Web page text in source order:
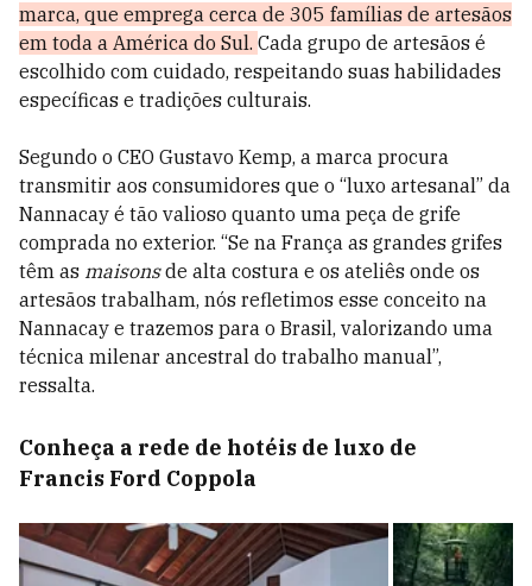
marca, que emprega cerca de 305 famílias de artesãos
em toda a América do Sul. Cada grupo de artesãos é
escolhido com cuidado, respeitando suas habilidades
específicas e tradições culturais.
Segundo o CEO Gustavo Kemp, a marca procura
transmitir aos consumidores que o “luxo artesanal” da
Nannacay é tão valioso quanto uma peça de grife
comprada no exterior. “Se na França as grandes grifes
têm as maisonsde alta costura e os ateliês onde os
artesãos trabalham, nós refletimos esse conceito na
Nannacay e trazemos para o Brasil, valorizando uma
técnica milenar ancestral do trabalho manual”,
ressalta.
Conheça a rede de hotéis de luxo de
Francis Ford Coppola